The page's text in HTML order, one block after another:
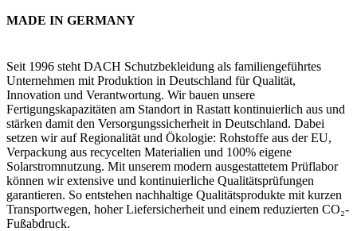
MADE IN GERMANY
Seit 1996 steht DACH Schutzbekleidung als familiengeführtes
Unternehmen mit Produktion in Deutschland für Qualität,
Innovation und Verantwortung. Wir bauen unsere
Fertigungskapazitäten am Standort in Rastatt kontinuierlich aus und
stärken damit den Versorgungssicherheit in Deutschland. Dabei
setzen wir auf Regionalität und Ökologie: Rohstoffe aus der EU,
Verpackung aus recycelten Materialien und 100% eigene
Solarstromnutzung. Mit unserem modern ausgestattetem Prüflabor
können wir extensive und kontinuierliche Qualitätsprüfungen
garantieren. So entstehen nachhaltige Qualitätsprodukte mit kurzen
Transportwegen, hoher Liefersicherheit und einem reduzierten CO₂-
Fußabdruck.